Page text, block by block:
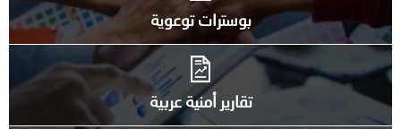
بوسترات توعوية
تقارير أمنية عربية